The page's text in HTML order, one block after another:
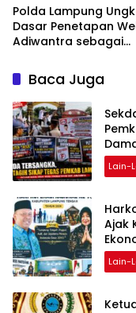
Polda Lampung
Dasar Penetapan
Adiwantra sebagai
Diperiksa
Baca Juga
Lain-
Ajak
Lain-